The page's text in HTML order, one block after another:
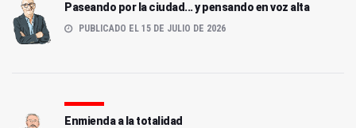
Paseando por la ciudad... y pensando en voz alta
PUBLICADO EL 15 DE JULIO DE 2026
Enmienda a la totalidad